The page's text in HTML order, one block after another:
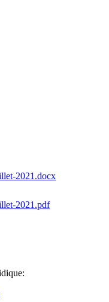
2021.docx
2021.pdf